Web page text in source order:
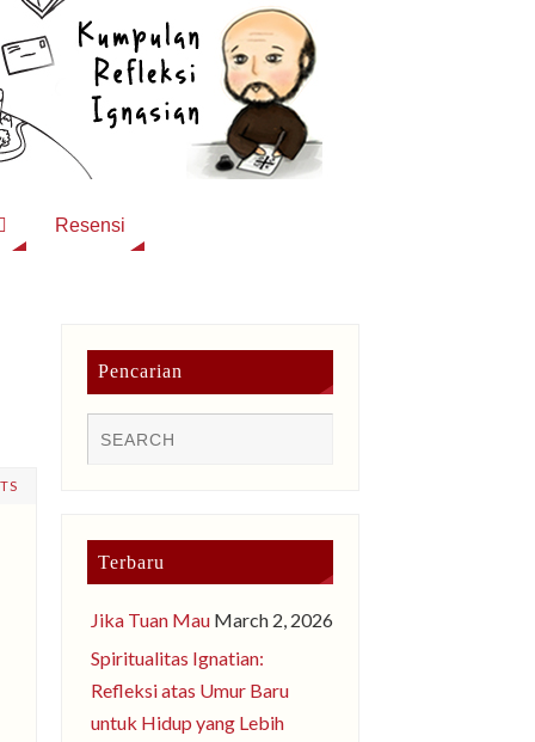
Resensi
Pencarian
Terbaru
Jika Tuan Mau March 2, 2026
Spiritualitas Ignatian:
Refleksi atas Umur Baru
untuk Hidup yang Lebih